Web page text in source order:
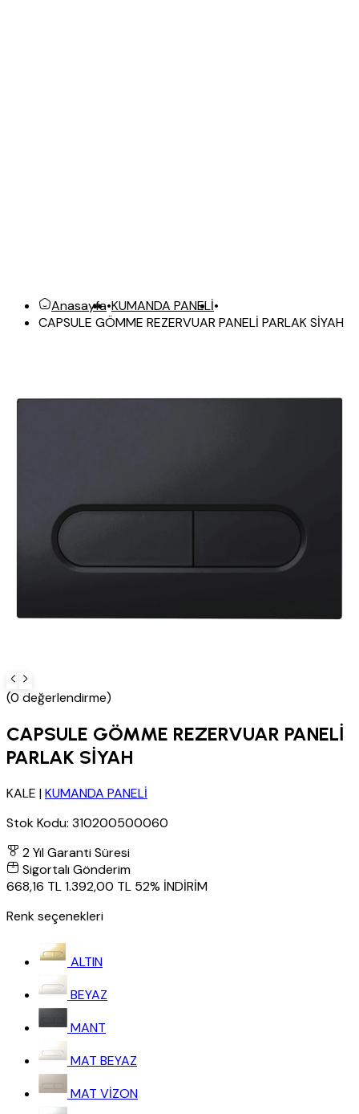
Anasayfa•KUMANDA PANELİ•
CAPSULE GÖMME REZERVUAR PANELİ PARLAK SİYAH
(0 değerlendirme)
CAPSULE GÖMME REZERVUAR PANELİ
PARLAK SİYAH
KALE |KUMANDA PANELİ
Stok Kodu: 310200500060
2 Yıl Garanti Süresi
Sigortalı Gönderim
668,16 TL1.392,00 TL 52% İNDİRİM
Renk seçenekleri
ALTIN
BEYAZ
MANT
MAT BEYAZ
MAT VİZON